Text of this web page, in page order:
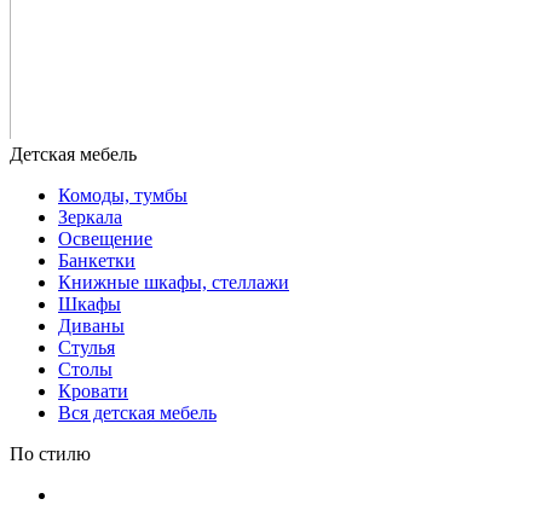
Комоды, тумбы
Зеркала
Освещение
Банкетки
Книжные шкафы, стеллажи
Шкафы
Диваны
Стулья
Столы
Кровати